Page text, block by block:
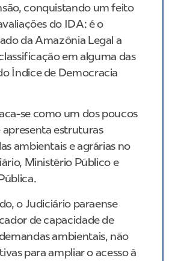
conquistando um feito
do IDA: é o
da Amazônia Legal a
em alguma das
Índice de Democracia
se como um dos poucos
apresenta estruturas
ambientais e agrárias no
Ministério Público e
o Judiciário paraense
de capacidade de
ambientais, não
para ampliar o acesso à